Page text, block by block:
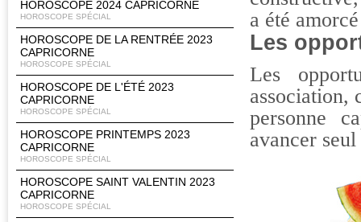
HOROSCOPE 2024 CAPRICORNE
HOROSCOPE SPÉCIAL
HOROSCOPE DE LA RENTRÉE 2023
CAPRICORNE
HOROSCOPE SPÉCIAL
HOROSCOPE DE L'ÉTÉ 2023
CAPRICORNE
HOROSCOPE SPÉCIAL
HOROSCOPE PRINTEMPS 2023
CAPRICORNE
HOROSCOPE SPÉCIAL
HOROSCOPE SAINT VALENTIN 2023
CAPRICORNE
HOROSCOPE SPÉCIAL
a été
Les
Les
association,
personne
avancer